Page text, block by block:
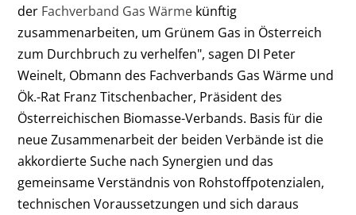
der Fachverband Gas Wärme künftig
zusammenarbeiten, um Grünem Gas in Österreich
zum Durchbruch zu verhelfen", sagen DI Peter
Weinelt, Obmann des Fachverbands Gas Wärme und
Ök.-Rat Franz Titschenbacher, Präsident des
Österreichischen Biomasse-Verbands. Basis für die
neue Zusammenarbeit der beiden Verbände ist die
akkordierte Suche nach Synergien und das
gemeinsame Verständnis von Rohstoffpotenzialen,
technischen Voraussetzungen und sich daraus